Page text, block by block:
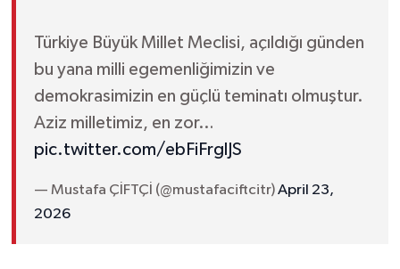
Türkiye Büyük Millet Meclisi, açıldığı günden
bu yana milli egemenliğimizin ve
demokrasimizin en güçlü teminatı olmuştur.
Aziz milletimiz, en zor…
pic.twitter.com/ebFiFrglJS
— Mustafa ÇİFTÇİ (@mustafaciftcitr)April 23,
2026